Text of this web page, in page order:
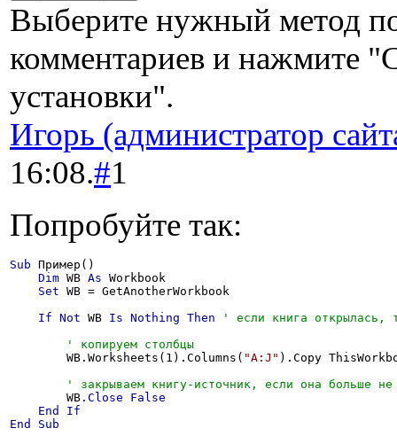
Выберите нужный метод
комментариев и нажмите
установки".
Игорь (администратор
16:08.#1
Попробуйте так:
Sub Пример()
Dim WB As Workbook
Set WB = GetAnotherWorkbook
If Not WB Is Nothing Then
        WB.Worksheets(1).Columns(
"A:J" ).Copy
        WB.
Close
False
End
If
End
Sub